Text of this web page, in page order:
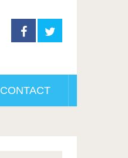
CONTACT